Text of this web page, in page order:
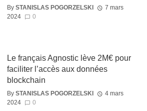
By STANISLAS POGORZELSKI
7 mars
2024
0
Le français Agnostic lève 2M€ pour
faciliter l’accès aux données
blockchain
By STANISLAS POGORZELSKI
4 mars
2024
0